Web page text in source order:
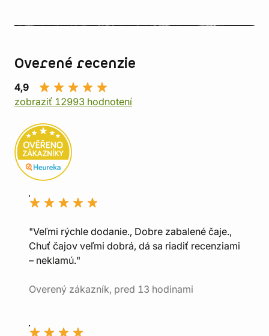
Overené recenzie
4,9
zobraziť 12993 hodnotení
"Veľmi rýchle dodanie., Dobre zabalené čaje.,
Chuť čajov veľmi dobrá, dá sa riadiť recenziami
– neklamú."
Overený zákazník, pred 13 hodinami